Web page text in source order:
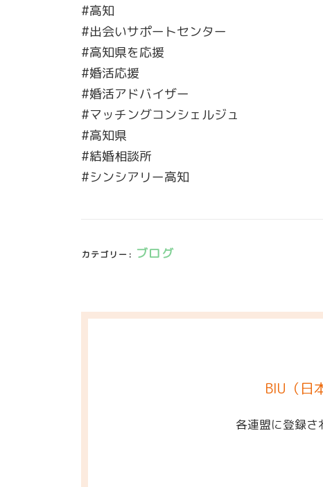
#高知
#出会いサポートセンター
#高知県を応援
#婚活応援
#婚活アドバイザー
#マッチングコンシェルジュ
#高知県
#結婚相談所
#シンシアリー高知
カテゴリー: ブログ
BIU（日
各連盟に登録さ